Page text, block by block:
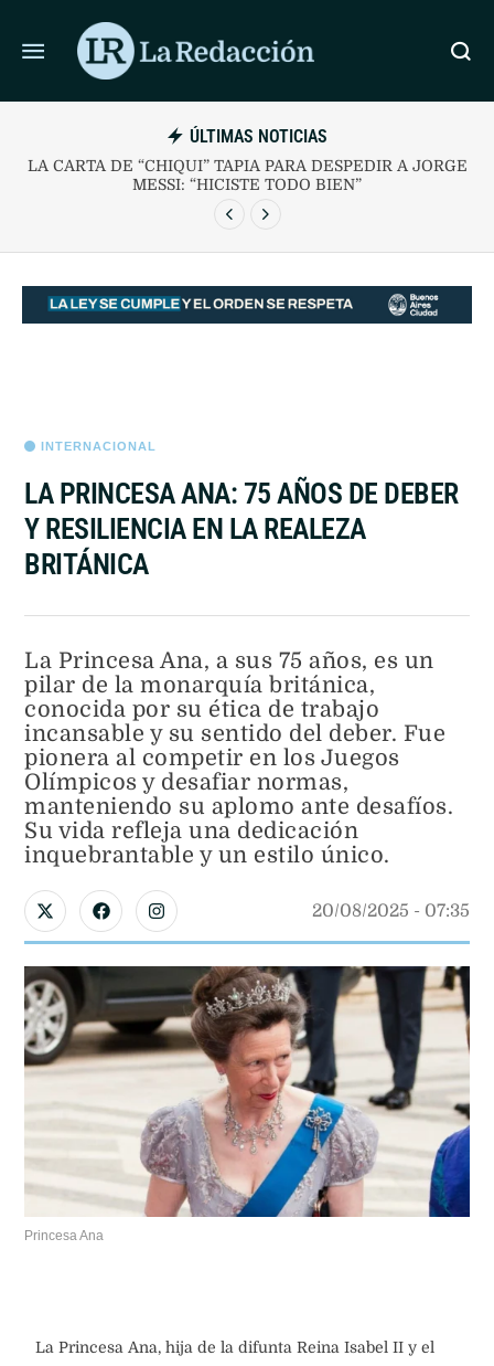
ÚLTIMAS NOTICIAS
A LA UE
LA CARTA DE “CHIQUI” TAPIA PARA
MESSI: “HICISTE TODO BIEN”
INTERNACIONAL
LA PRINCESA ANA: 75 AÑOS DE DEBER
Y RESILIENCIA EN LA REALEZA
BRITÁNICA
La Princesa Ana, a sus 75 años, es un
pilar de la monarquía británica,
conocida por su ética de trabajo
incansable y su sentido del deber. Fue
pionera al competir en los Juegos
Olímpicos y desafiar normas,
manteniendo su aplomo ante desafíos.
Su vida refleja una dedicación
inquebrantable y un estilo único.
20/08/2025 - 07:35
Princesa Ana
La Princesa Ana, hija de la difunta Reina Isabel II y el